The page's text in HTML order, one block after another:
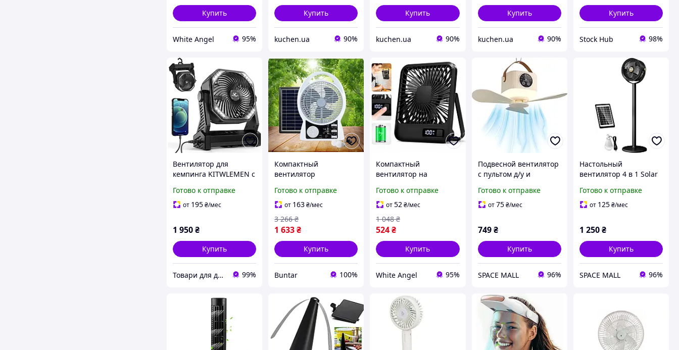
Купить
White Angel 95%
Купить
kuchen.ua 90%
Купить
kuchen.ua 90%
Купить
kuchen.ua 90%
Купить
Stock Hub 98%
Вентилятор для
кемпинга KITWLEMEN с
мАч - максимальное
охлаждение 58 часов
Готово к отправке
от 195₴/мес
1 950₴
Купить
Товари для дому 99%
Компактный
вентилятор
солнечной панелью
для отдыха на природе
Готово к отправке
от 163₴/мес
1 633₴
3 266 ₴
Купить
Buntar 100%
Компактный
вентилятор на
отдыха на природе с
универсальным
креплением SIM-44
Готово к отправке
от52₴/мес
524₴
1 048 ₴
Купить
White Angel 95%
Подвесной вентилятор
с пультом д/у и
лампой
Готово к отправке
от75 ₴/мес
749 ₴
Купить
SPACE MALL 96%
Настольный
вентилятор 4 в 1 Solar
Готово к отправке
от 125₴/мес
1 250₴
Купить
SPACE MALL 96%